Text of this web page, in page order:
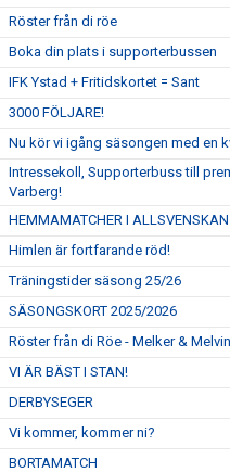
Röster från di röe
Boka din plats i supporterbussen
IFK Ystad + Fritidskortet = Sant
3000 FÖLJARE!
Nu kör vi igång säsongen med en
Intressekoll, Supporterbuss till
Varberg!
HEMMAMATCHER I
Himlen är fortfarande röd!
Träningstider säsong 25/26
SÄSONGSKORT 2025/2026
Röster från di Röe - Melker & Melvin
VI ÄR BÄST I STAN!
DERBYSEGER
Vi kommer, kommer ni?
BORTAMATCH